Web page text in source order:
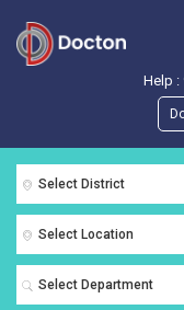
Help :
Select District
Select Location
Select Department